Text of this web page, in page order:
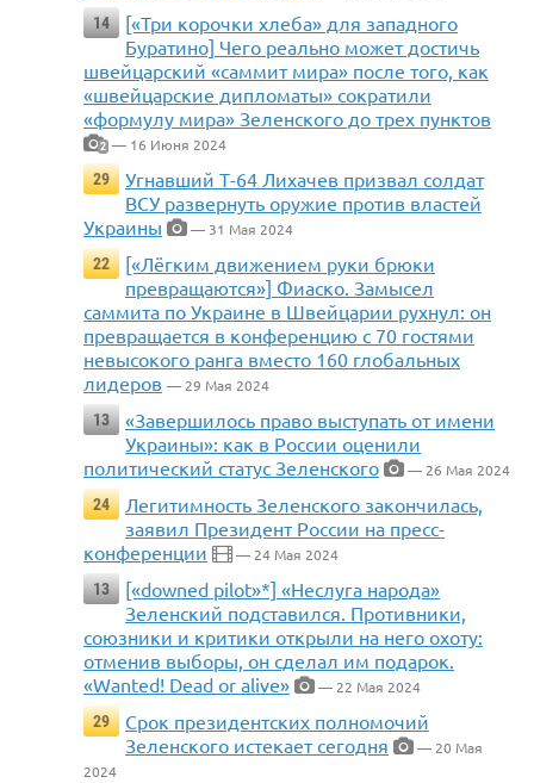
14
[«Три корочки хлеба» для западного
Буратино] Чего реально может достичь
швейцарский «саммит мира» после того, как
«швейцарские дипломаты» сократили
«формулу мира» Зеленского до трех пунктов
2 — 16 Июня 2024
29
Угнавший Т-64 Лихачев призвал солдат
ВСУ развернуть оружие против властей
Украины
— 31 Мая 2024
22
[«Лёгким движением руки брюки
превращаются»] Фиаско. Замысел
саммита по Украине в Швейцарии рухнул: он
превращается в конференцию с 70 гостями
невысокого ранга вместо 160 глобальных
лидеров — 29 Мая 2024
13
«Завершилось право выступать от имени
Украины»: как в России оценили
политический статус Зеленского
— 26 Мая 2024
24
Легитимность Зеленского закончилась,
заявил Президент России на пресс-
конференции
— 24 Мая 2024
13
[«downed pilot»*] «Неслуга народа»
Зеленский подставился. Противники,
союзники и критики открыли на него охоту:
отменив выборы, он сделал им подарок.
«Wanted! Dead or alive»
— 22 Мая 2024
29
Срок президентских полномочий
Зеленского истекает сегодня
— 20 Мая
2024